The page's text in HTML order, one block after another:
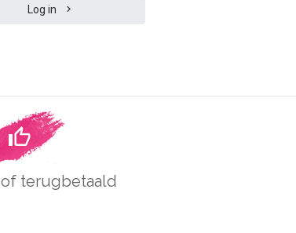
Log in
of terugbetaald